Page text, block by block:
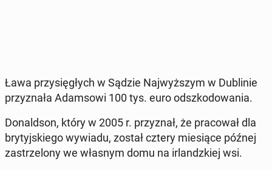
Ława przy­się­głych w Sądzie Naj­wyż­szym w Du­bli­nie
przy­zna­ła Adam­so­wi 100 tys. euro od­szko­do­wa­nia.
Do­nald­son, który w 2005 r. przy­znał, że pra­co­wał dla
bry­tyj­skie­go wywiadu, został cztery mie­sią­ce późnej
za­strze­lo­ny we własnym domu na ir­landz­kiej wsi.